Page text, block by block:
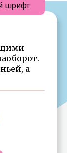
а
шрифт